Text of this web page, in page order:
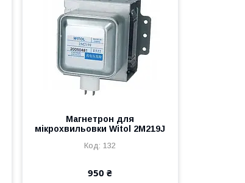
Магнетрон для
мікрохвильовки Witol 2M219J
132
950 ₴